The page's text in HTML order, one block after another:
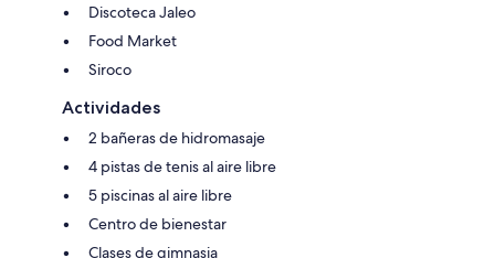
Discoteca Jaleo
Food Market
Siroco
Actividades
2 bañeras de hidromasaje
4 pistas de tenis al aire libre
5 piscinas al aire libre
Centro de bienestar
Clases de gimnasia